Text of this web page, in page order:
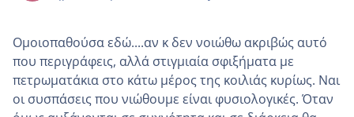
Ομοιοπαθούσα εδώ....αν κ δεν νοιώθω ακριβώς αυτό
που περιγράφεις, αλλά στιγμιαία σφιξήματα με
πετρωματάκια στο κάτω μέρος της κοιλιάς κυρίως. Ναι
οι συσπάσεις που νιώθουμε είναι φυσιολογικές. Όταν